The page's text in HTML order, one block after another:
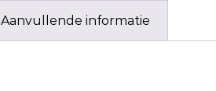
Aanvullende informatie